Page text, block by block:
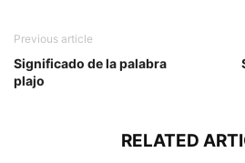
Previous article
Significado de la palabra
plajo
RELATED